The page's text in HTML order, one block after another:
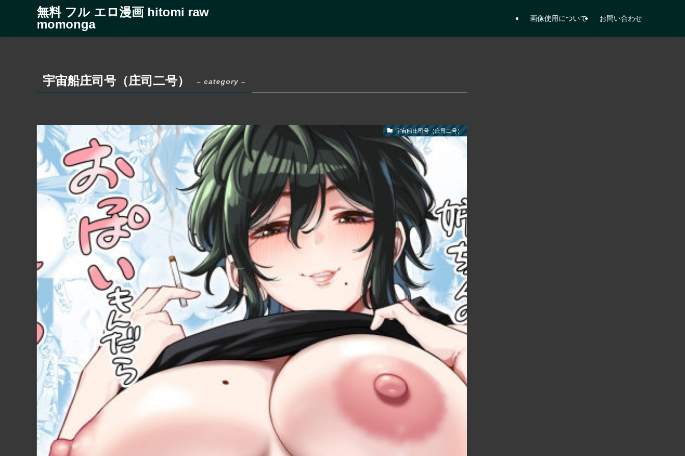
無料 フル エロ漫画 hitomi raw
momonga
画像使用について お問い合わせ
宇宙船庄司号（庄司二号） – category –
宇宙船庄司号（庄司二号）